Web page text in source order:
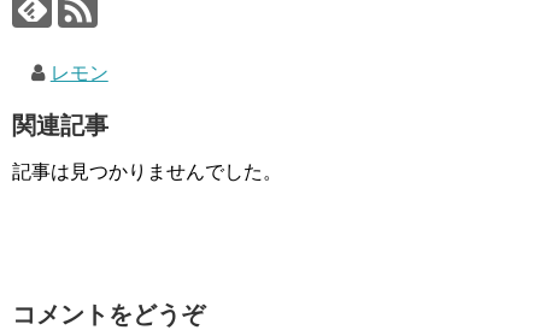
レモン
関連記事
記事は見つかりませんでした。
コメントをどうぞ